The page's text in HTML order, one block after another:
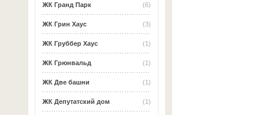
(6)
ЖК Гранд Парк
(3)
ЖК Грин Хаус
(1)
ЖК Груббер Хаус
(1)
ЖК Грюнвальд
(1)
ЖК Две башни
(1)
ЖК Депутатский дом